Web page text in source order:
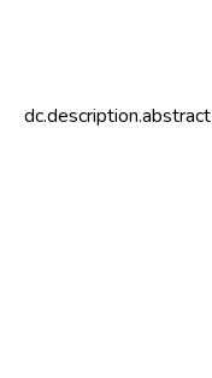
dc.description.abstract